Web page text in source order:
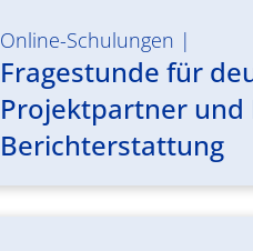
Online-Schulungen |
Fragestunde für
Projektpartner und
Berichterstattung